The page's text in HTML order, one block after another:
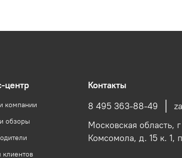
центр
компании
обзоры
Контакты
8 495 363-88-49
Московская область,
Комсомола, д. 15 к.